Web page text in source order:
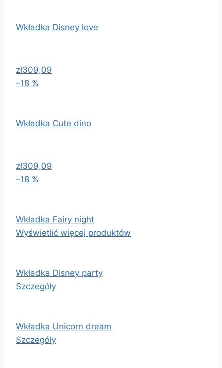
Wkładka Disney love
zł309,09
–18 %
Wkładka Cute dino
zł309,09
–18 %
Wkładka Fairy night
Wyświetlić więcej produktów
Wkładka Disney party
Szczegóły
Wkładka Unicorn dream
Szczegóły